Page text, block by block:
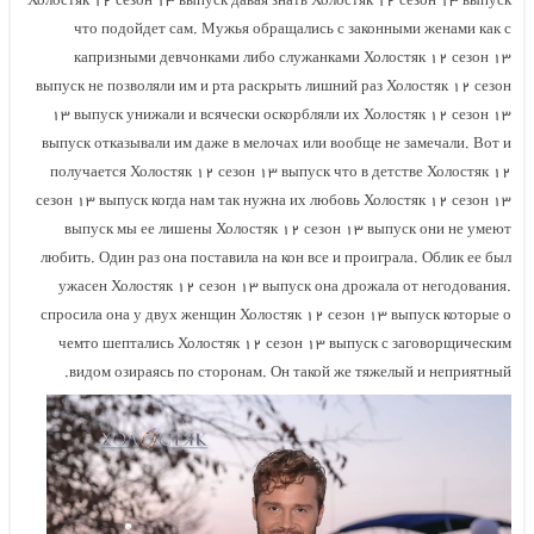
что подойдет сам. Мужья обращались с законными женами как с
капризными девчонками либо служанками Холостяк ۱۲ сезон ۱۳
выпуск не позволяли им и рта раскрыть лишний раз Холостяк ۱۲ сезон
۱۳ выпуск унижали и всячески оскорбляли их Холостяк ۱۲ сезон ۱۳
выпуск отказывали им даже в мелочах или вообще не замечали. Вот и
получается Холостяк ۱۲ сезон ۱۳ выпуск что в детстве Холостяк ۱۲
сезон ۱۳ выпуск когда нам так нужна их любовь Холостяк ۱۲ сезон ۱۳
выпуск мы ее лишены Холостяк ۱۲ сезон ۱۳ выпуск они не умеют
любить. Один раз она поставила на кон все и проиграла. Облик ее был
ужасен Холостяк ۱۲ сезон ۱۳ выпуск она дрожала от негодования.
спросила она у двух женщин Холостяк ۱۲ сезон ۱۳ выпуск которые о
чемто шептались Холостяк ۱۲ сезон ۱۳ выпуск с заговорщическим
видом озираясь по сторонам. Он такой же тяжелый и неприятный.